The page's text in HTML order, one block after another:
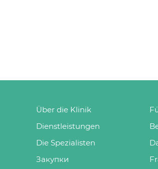
Über die Klinik
Dienstleistungen
Die Spezialisten
Закупки